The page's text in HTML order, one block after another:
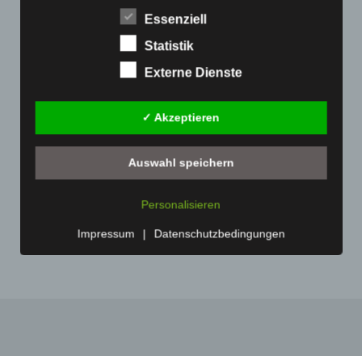
(189)
Dezember 2020(182)
Oktober 2020(158)
Grundverordnung, sonstiger in den Mitgliedstaaten der
Europäischen Union geltenden Datenschutzgesetze und
anderer Bestimmungen mit datenschutzrechtlichem
30853 Langenhagen - Deutschland
Telefon: 0511-215 6000
Cookies
Essenziell
Statistik
Externe Dienste
✓ Akzeptieren
Auswahl speichern
Personalisieren
Impressum | Datenschutzbedingungen